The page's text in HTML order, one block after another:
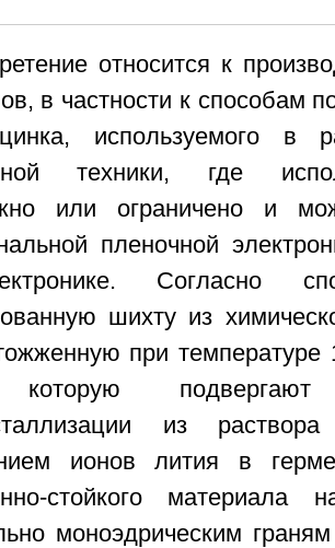
относится к
в частности к способам
используемого в
техники, где
или ограничено и
пленочной
Согласно
шихту из
при температуре
подвергают
из
ионов лития в
стойкого материала
моноэдрическим